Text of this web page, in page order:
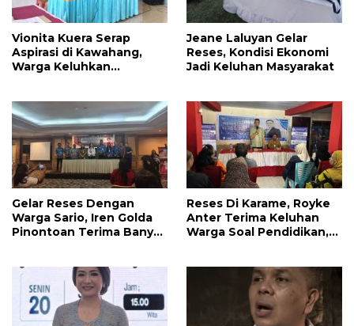
Vionita Kuera Serap
Aspirasi di Kawahang,
Warga Keluhkan
Jeane Laluyan Gelar
Reses, Kondisi Ekonomi
Jadi Keluhan Masyarakat
Gelar Reses Dengan
Warga Sario, Iren Golda
Pinontoan Terima Banyak
Reses Di Karame, Royke
Anter Terima Keluhan
Warga Soal Pendidikan,